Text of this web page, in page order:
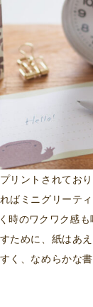
リントされてお
ばミニグリーテ
時のワクワク感も
ために、紙はあ
く、なめらかな